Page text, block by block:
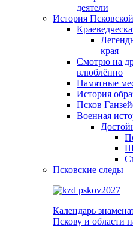
деятели
История
края
Смотрю на
влюблённо
Памятные
История
Псков
Военная
Псковские следы
Календарь
Пскову и области